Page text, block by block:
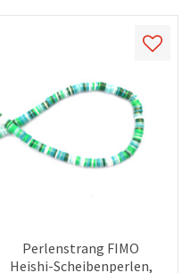
Perlenstrang FIMO
Heishi-Scheibenperlen,